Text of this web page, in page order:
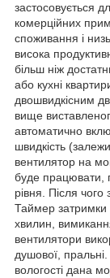
застосовується
комерційних
споживання і
висока
більш ніж
або кухні
двошвидкісним
вище
автоматично
швидкість
вентилятор на
буде працювати,
рівня. Після
Таймер затримки
хвилин,
вентилятори
душової,
вологості дана